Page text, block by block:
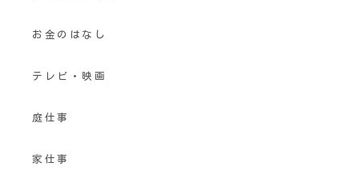
お金のはなし
テレビ・映画
庭仕事
家仕事